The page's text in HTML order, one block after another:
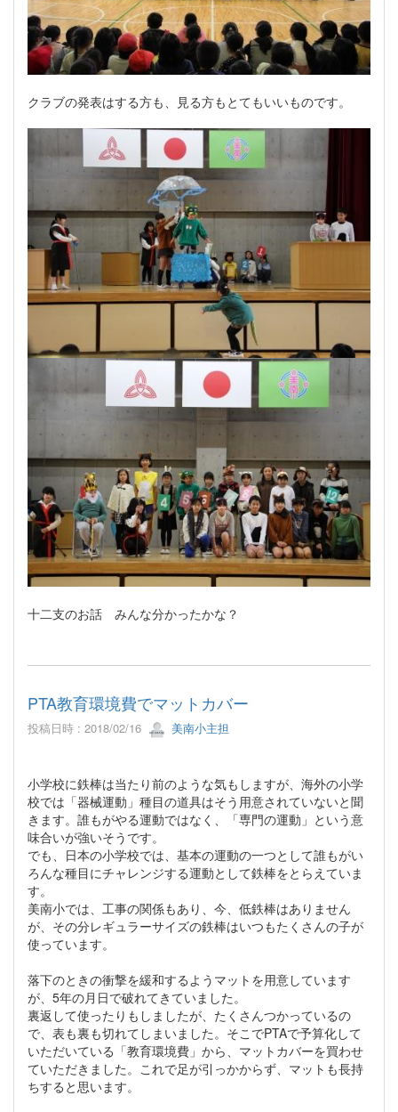
クラブの発表はする方も、見る方もとてもいいものです。
十二支のお話 みんな分かったかな？
PTA教育環境費でマットカバー
投稿日時 : 2018/02/16 美南小主担
小学校に鉄棒は当たり前のような気もしますが、海外の小学
校では「器械運動」種目の道具はそう用意されていないと聞
きます。誰もがやる運動ではなく、「専門の運動」という意
味合いが強いそうです。
でも、日本の小学校では、基本の運動の一つとして誰もがい
ろんな種目にチャレンジする運動として鉄棒をとらえていま
す。
美南小では、工事の関係もあり、今、低鉄棒はありません
が、その分レギュラーサイズの鉄棒はいつもたくさんの子が
使っています。
落下のときの衝撃を緩和するようマットを用意しています
が、5年の月日で破れてきていました。
裏返して使ったりもしましたが、たくさんつかっているの
で、表も裏も切れてしまいました。そこでPTAで予算化して
いただいている「教育環境費」から、マットカバーを買わせ
ていただきました。これで足が引っかからず、マットも長持
ちすると思います。